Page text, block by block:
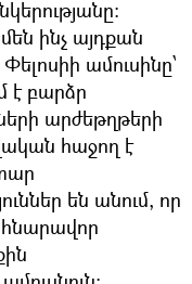
ինչ այդքան
ամուսինը՝
է բարձր
արժեթղթերի
հաջող է
են անում, որ
հնարավոր